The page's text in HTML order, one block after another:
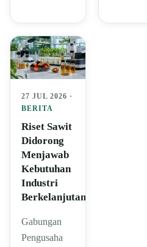
27 JUL 2026 ·
BERITA
Riset Sawit
Didorong
Menjawab
Kebutuhan
Industri
Berkelanjutan
Gabungan
Pengusaha